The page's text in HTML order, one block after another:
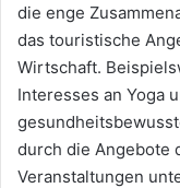
die enge
das touristische
Wirtschaft.
Interesses an Yoga
durch die Angebote
Veranstaltungen